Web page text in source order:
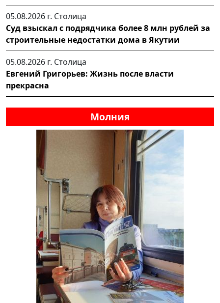
05.08.2026 г. Столица
Суд взыскал с подрядчика более 8 млн рублей за
строительные недостатки дома в Якутии
05.08.2026 г. Столица
Евгений Григорьев: Жизнь после власти
прекрасна
Молния